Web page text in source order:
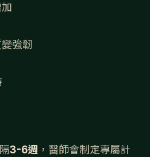
強韌
3-6週 ，醫師會制定專屬計